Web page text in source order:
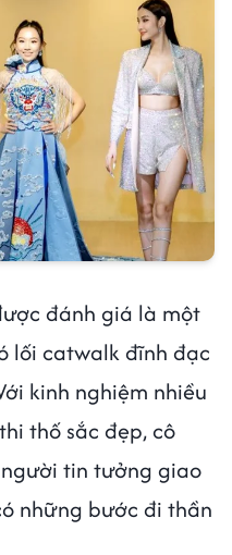
đánh giá là một
lối catwalk đĩnh đạc
kinh nghiệm nhiều
thố sắc đẹp, cô
tin tưởng giao
những bước đi thần